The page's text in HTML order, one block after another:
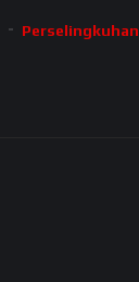
Perselingkuhan